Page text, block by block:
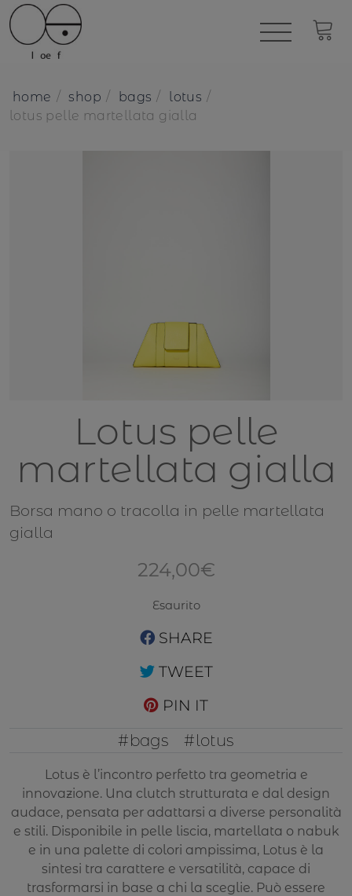
home shop bags
lotus
lotus pelle martellata gialla
Lotus pelle
martellata gialla
Borsa mano o tracolla in pelle martellata
gialla
224,00€
Esaurito
SHARE
TWEET
PIN IT
#bags
#lotus
Lotus è l’incontro perfetto tra geometria e
innovazione. Una clutch strutturata e dal design
audace, pensata per adattarsi a diverse personalità
e stili. Disponibile in pelle liscia, martellata o nabuk
e in una palette di colori ampissima, Lotus è la
sintesi tra carattere e versatilità, capace di
trasformarsi in base a chi la sceglie. Può essere